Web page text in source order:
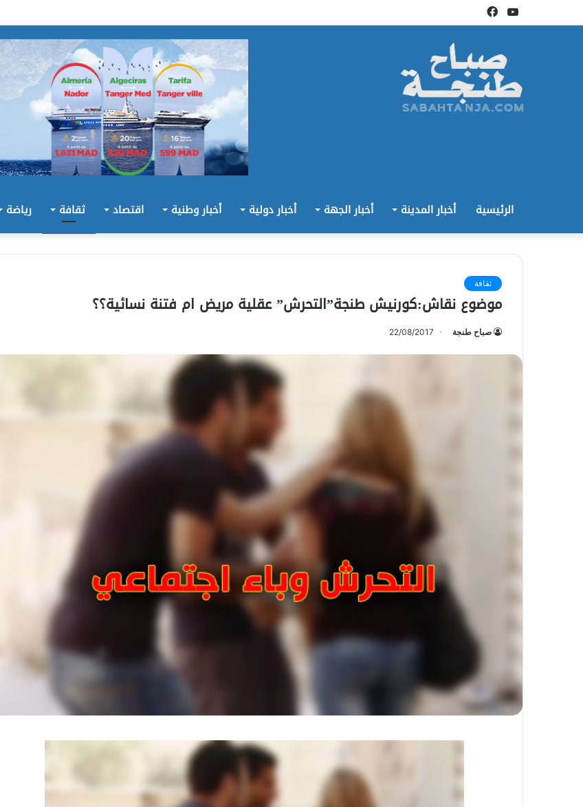
فيسبوكيوتيوب
الرئيسية أخبار المدينة أخبار الجهة أخبار دولية أخبار وطنية اقتصاد ثقافة رياضة
ثقافة
موضوع نقاش:كورنيش طنجة”التحرش” عقلية مريض ام فتنة نسائية؟؟
صباح طنجة 22/08/2017